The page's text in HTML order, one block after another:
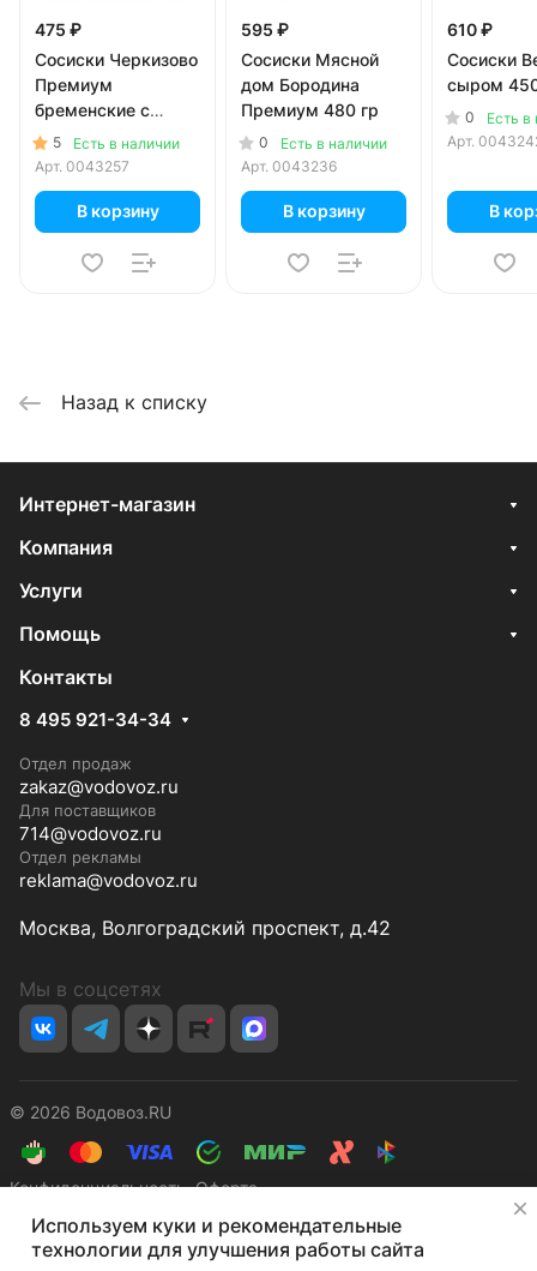
475 ₽
Сосиски Черкизово
Премиум
бременские с
сыром 336 гр
5
Есть в наличии
Арт. 0043257
В корзину
595 ₽
Сосиски Мясной
дом Бородина
Премиум 480 гр
0
Есть в наличии
Арт. 0043236
В корзину
610 ₽
Сосиски
сыром
0
Есть в
Арт.
В
Назад к списку
Интернет-магазин
Компания
Услуги
Помощь
Контакты
8 495 921-34-34
Отдел продаж
zakaz@vodovoz.ru
Для поставщиков
714@vodovoz.ru
Отдел рекламы
reklama@vodovoz.ru
Москва, Волгоградский проспект, д.42
Мы в соцсетях
© 2026 Водовоз.RU
КонфиденциальностьОферта
Используем куки и рекомендательные
технологии для улучшения работы сайта